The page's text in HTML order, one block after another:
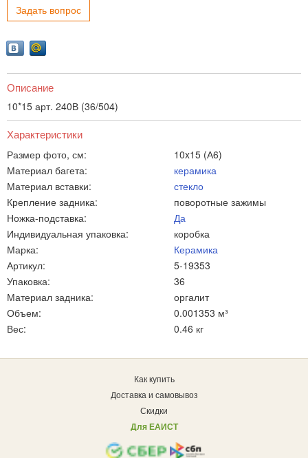
Задать вопрос
Описание
10*15 арт. 240В (36/504)
Характеристики
Размер фото, см:
10x15 (А6)
Материал багета:
керамика
Материал вставки:
стекло
Крепление задника:
поворотные зажимы
Ножка-подставка:
Да
Индивидуальная упаковка:
коробка
Марка:
Керамика
Артикул:
5-19353
Упаковка:
36
Материал задника:
оргалит
Объем:
0.001353 м³
Вес:
0.46 кг
Как купить
Доставка и самовывоз
Скидки
Для ЕАИСТ